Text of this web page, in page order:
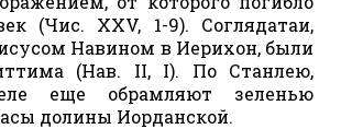
(Чис. XXV, 1-9). Соглядатаи,
Навином в Иерихон, были
(Нав. II, I). По Станлею,
еще обрамляют зеленью
долины Иорданской.